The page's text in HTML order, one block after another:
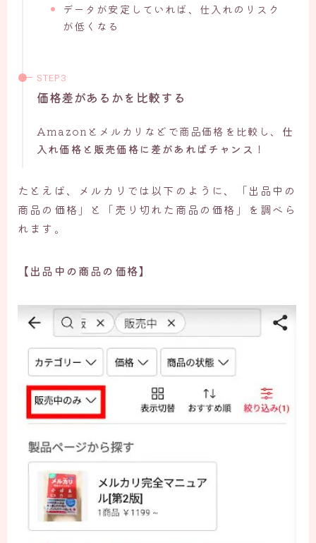
データが安定していれば、仕入れのリスク
が低くなる
価格差があるかを比較する
Amazonとメルカリなどで商品価格を比較し、 仕
入れ価格と販売価格に差があればチャンス ！
たとえば、メルカリでは以下のように、「出品中の
商品の価格」と「売り切れた商品の価格」を調べら
れます。
【出品中の商品の価格】